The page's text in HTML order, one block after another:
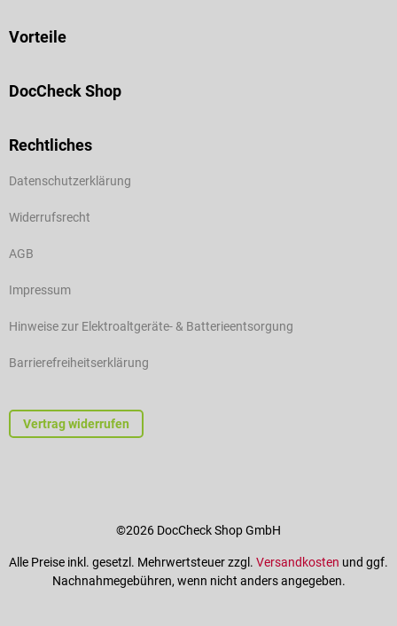
Vorteile
DocCheck Shop
Rechtliches
Datenschutzerklärung
Widerrufsrecht
AGB
Impressum
Hinweise zur Elektroaltgeräte- & Batterieentsorgung
Barrierefreiheitserklärung
Vertrag widerrufen
©2026 DocCheck Shop GmbH
Alle Preise inkl. gesetzl. Mehrwertsteuer zzgl. Versandkosten und ggf.
Nachnahmegebühren, wenn nicht anders angegeben.